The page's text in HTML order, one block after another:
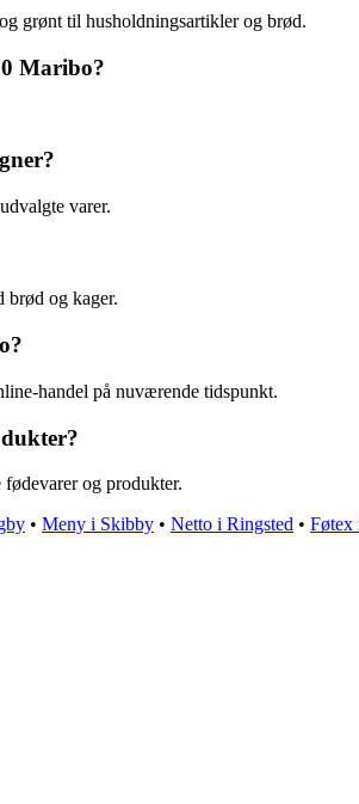
grønt til husholdningsartikler og brød.
Maribo?
varer.
brød og kager.
handel på nuværende tidspunkt.
og produkter.
• Meny i Skibby • Netto i Ringsted • Føtex